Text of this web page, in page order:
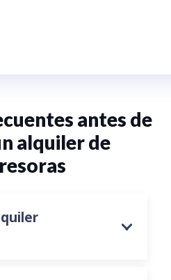
antes de
alquiler de